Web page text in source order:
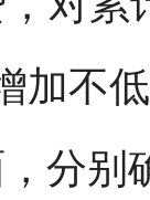
加不
分别